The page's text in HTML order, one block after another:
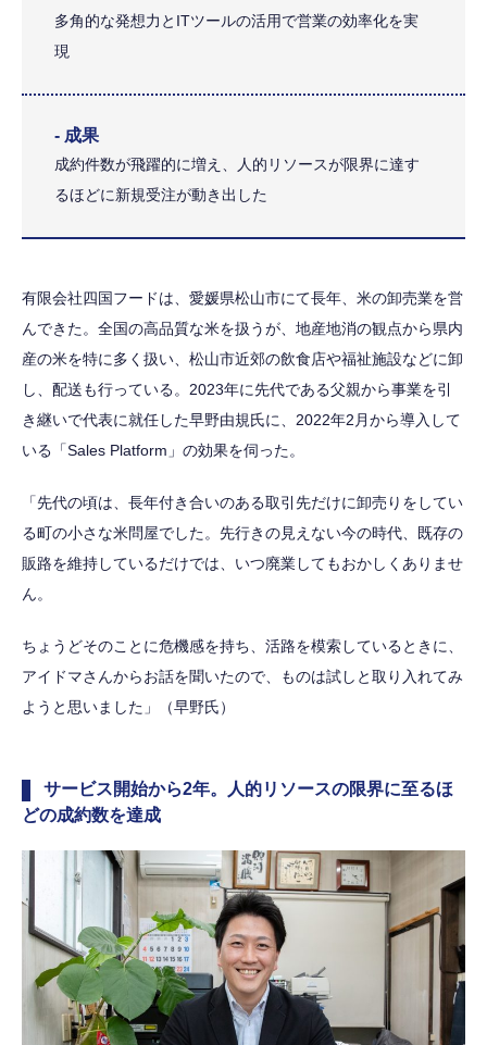
多角的な発想力とITツールの活用で営業の効率化を実
現
- 成果
成約件数が飛躍的に増え、人的リソースが限界に達す
るほどに新規受注が動き出した
有限会社四国フードは、愛媛県松山市にて長年、米の卸売業を営
んできた。全国の高品質な米を扱うが、地産地消の観点から県内
産の米を特に多く扱い、松山市近郊の飲食店や福祉施設などに卸
し、配送も行っている。2023年に先代である父親から事業を引
き継いで代表に就任した早野由規氏に、2022年2月から導入して
いる「Sales Platform」の効果を伺った。
「先代の頃は、長年付き合いのある取引先だけに卸売りをしてい
る町の小さな米問屋でした。先行きの見えない今の時代、既存の
販路を維持しているだけでは、いつ廃業してもおかしくありませ
ん。
ちょうどそのことに危機感を持ち、活路を模索しているときに、
アイドマさんからお話を聞いたので、ものは試しと取り入れてみ
ようと思いました」（早野氏）
サービス開始から2年。人的リソースの限界に至るほ
どの成約数を達成